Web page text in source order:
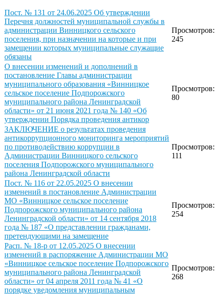
Пост. № 131 от 24.06.2025 Об утверждении
Перечня должностей муниципальной службы в
администрации Винницкого сельского
поселения, при назначении на которые и при
замещении которых муниципальные служащие
обязаны
Просмотров:
245
О внесении изменений и дополнений в
постановление Главы администрации
муниципального образования «Винницкое
сельское поселение Подпорожского
муниципального района Ленинградской
области» от 21 июня 2021 года № 140 «Об
утверждении Порядка проведения антикор
Просмотров:
80
ЗАКЛЮЧЕНИЕ о результатах проведения
антикоррупционного мониторинга мероприятий
по противодействию коррупции в
Администрации Винницкого сельского
поселения Подпорожского муниципального
района Ленинградской области
Просмотров:
111
Пост. № 116 от 22.05.2025 О внесении
изменений в постановление Администрации
МО «Винницкое сельское поселение
Подпорожского муниципального района
Ленинградской области» от 14 сентября 2018
года № 187 «О представлении гражданами,
претендующими на замещение
Просмотров:
254
Расп. № 18-р от 12.05.2025 О внесении
изменений в распоряжение Администрации МО
«Винницкое сельское поселение Подпорожского
муниципального района Ленинградской
области» от 04 апреля 2011 года № 41 «О
порядке уведомления муниципальным
Просмотров:
268